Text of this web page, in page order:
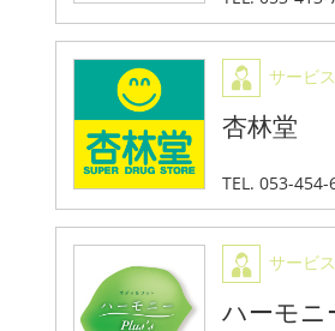
サービ
杏林堂
TEL. 053-454-
サービ
ハーモニ